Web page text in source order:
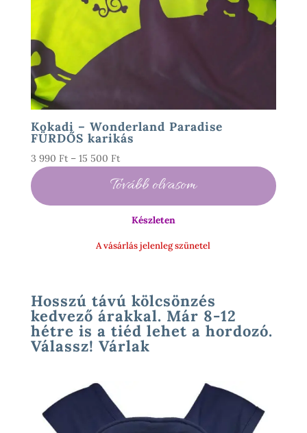
Kokadi – Wonderland Paradise
FÜRDŐS karikás
3 990 Ft – 15 500 FtÁrtartomány:
990 Ft
-
Tovább olvasom
Készleten
A vásárlás jelenleg szünetel
Hosszú távú kölcsönzés
kedvező árakkal. Már 8-12
hétre is a tiéd lehet a hordozó.
Válassz! Várlak